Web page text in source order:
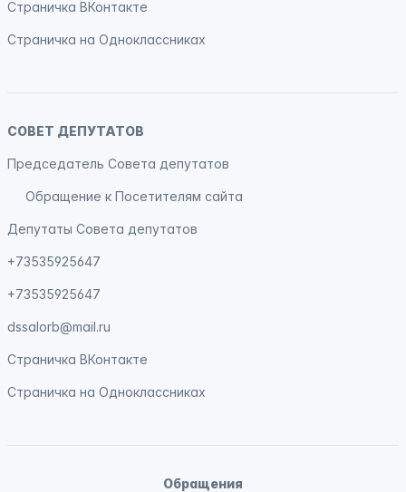
Страничка ВКонтакте
Страничка на Одноклассниках
СОВЕТ ДЕПУТАТОВ
Председатель Совета депутатов
Обращение к Посетителям сайта
Депутаты Совета депутатов
+73535925647
+73535925647
dssalorb@mail.ru
Страничка ВКонтакте
Страничка на Одноклассниках
Обращения